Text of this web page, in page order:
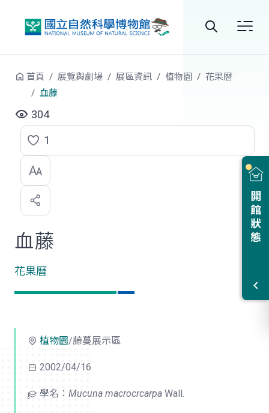
站
開館狀態
首頁 展覽與劇場 展區資訊 植物園
花果曆
血藤
304
點
選
喜
歡
1
血藤
花果曆
植物園/藤蔓展示區
2002/04/16
學名： Mucuna macrocrcarpa Wall.